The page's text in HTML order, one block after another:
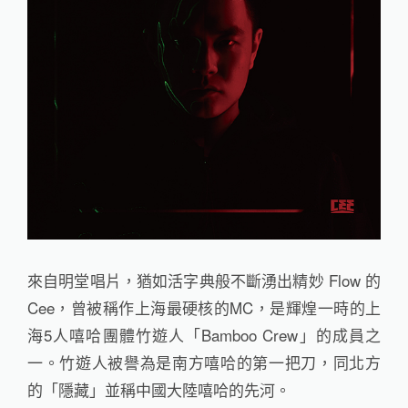
來自明堂唱片，猶如活字典般不斷湧出精妙 Flow 的
Cee，曾被稱作上海最硬核的MC，是輝煌一時的上
海5人嘻哈團體竹遊人「Bamboo Crew」的成員之
一。竹遊人被譽為是南方嘻哈的第一把刀，同北方
的「隱藏」並稱中國大陸嘻哈的先河。